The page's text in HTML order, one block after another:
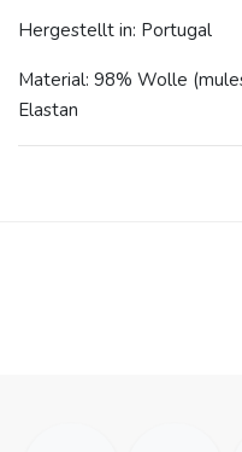
Hergestellt in: Portugal
Material: 98% Wolle
Elastan